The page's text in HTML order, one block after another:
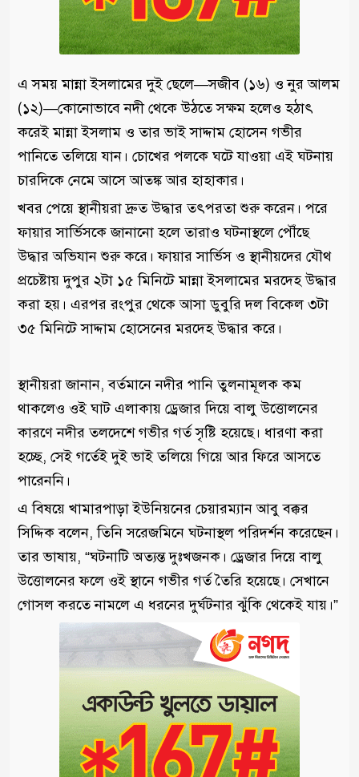
এ সময় মান্না ইসলামের দুই ছেলে—সজীব (১৬) ও নুর আলম
(১২)—কোনোভাবে নদী থেকে উঠতে সক্ষম হলেও হঠাৎ
করেই মান্না ইসলাম ও তার ভাই সাদ্দাম হোসেন গভীর
পানিতে তলিয়ে যান। চোখের পলকে ঘটে যাওয়া এই ঘটনায়
চারদিকে নেমে আসে আতঙ্ক আর হাহাকার।
খবর পেয়ে স্থানীয়রা দ্রুত উদ্ধার তৎপরতা শুরু করেন। পরে
ফায়ার সার্ভিসকে জানানো হলে তারাও ঘটনাস্থলে পৌঁছে
উদ্ধার অভিযান শুরু করে। ফায়ার সার্ভিস ও স্থানীয়দের যৌথ
প্রচেষ্টায় দুপুর ২টা ১৫ মিনিটে মান্না ইসলামের মরদেহ উদ্ধার
করা হয়। এরপর রংপুর থেকে আসা ডুবুরি দল বিকেল ৩টা
৩৫ মিনিটে সাদ্দাম হোসেনের মরদেহ উদ্ধার করে।
স্থানীয়রা জানান, বর্তমানে নদীর পানি তুলনামূলক কম
থাকলেও ওই ঘাট এলাকায় ড্রেজার দিয়ে বালু উত্তোলনের
কারণে নদীর তলদেশে গভীর গর্ত সৃষ্টি হয়েছে। ধারণা করা
হচ্ছে, সেই গর্তেই দুই ভাই তলিয়ে গিয়ে আর ফিরে আসতে
পারেননি।
এ বিষয়ে খামারপাড়া ইউনিয়নের চেয়ারম্যান আবু বক্কর
সিদ্দিক বলেন, তিনি সরেজমিনে ঘটনাস্থল পরিদর্শন করেছেন।
তার ভাষায়, “ঘটনাটি অত্যন্ত দুঃখজনক। ড্রেজার দিয়ে বালু
উত্তোলনের ফলে ওই স্থানে গভীর গর্ত তৈরি হয়েছে। সেখানে
গোসল করতে নামলে এ ধরনের দুর্ঘটনার ঝুঁকি থেকেই যায়।”